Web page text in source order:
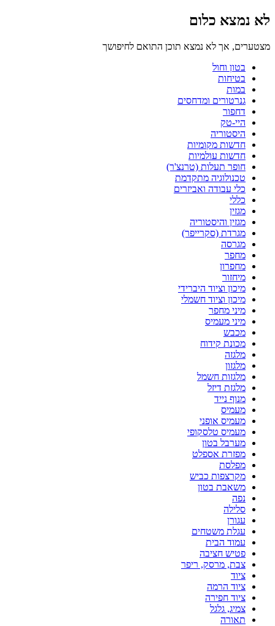
לא נמצא כלום
מצטערים, אך לא נמצא תוכן התואם לחיפושך
בטון וחול
בטיחות
במות
גנרטורים ומדחסים
דחפור
היי-טק
היסטוריה
חדשות מקומיות
חדשות עולמיות
חופר תעלות (טרנצ'ר)
טכנולוגיה מתקדמת
כלי עבודה ואביזרים
כללי
מגזין
מגזין והיסטוריה
מגרדת (סקרייפר)
מגרסה
מחפר
מחפרון
מיחזור
מיכון וציוד היברידי
מיכון וציוד חשמלי
מיני מחפר
מיני מעמיס
מכבש
מכונת קידוח
מלגזה
מלגזון
מלגזות חשמל
מלגזת דיזל
מנוף נייד
מעמיס
מעמיס אופני
מעמיס טלסקופי
מערבל בטון
מפזרת אספלט
מפלסת
מקרצפות כביש
משאבת בטון
נפה
סלילה
עגורן
עגלת משטחים
עמוד הבית
פטיש חציבה
צבת, מרסק, ריפר
ציוד
ציוד הרמה
ציוד חפירה
צמיג, גלגל
תאורה